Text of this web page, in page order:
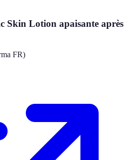
Skin Lotion apaisante après
FR)